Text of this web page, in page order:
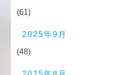
(61)
2025年9月
(48)